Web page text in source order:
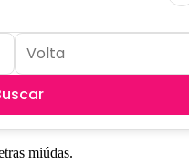
miúdas.